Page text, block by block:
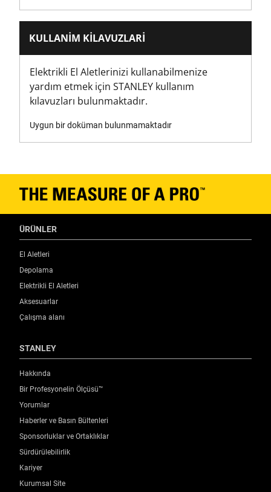
KULLANIM KILAVUZLARI
Elektrikli El Aletlerinizi kullanabilmenize
yardım etmek için STANLEY kullanım
kılavuzları bulunmaktadır.
Uygun bir doküman bulunmamaktadır
ÜRÜNLER
El Aletleri
Depolama
Elektrikli El Aletleri
Aksesuarlar
Çalışma alanı
STANLEY
Hakkında
Bir Profesyonelin Ölçüsü™
Yorumlar
Haberler ve Basın Bültenleri
Sponsorluklar ve Ortaklıklar
Sürdürülebilirlik
Kariyer
Kurumsal Site